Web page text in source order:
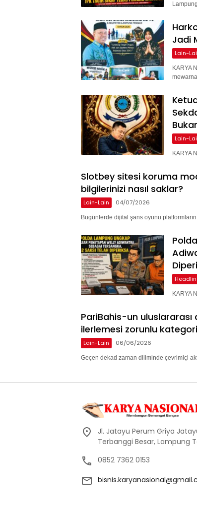
Jadi
Lain-
KARYA
Lain-
KARYA
Slotbey sitesi koruma
bilgilerinizi nasıl saklar?
Lain-Lain 04/07/2026
Bugünlerde dijital şans oyunu
KARYA
PariBahis-un uluslararası
ilerlemesi zorunlu
Lain-Lain 06/06/2026
Geçen dekad zaman diliminde çevrimiçi
Jl. Jatayu Perum Griya
Terbanggi Besar, Lampung
0852 7362 0153